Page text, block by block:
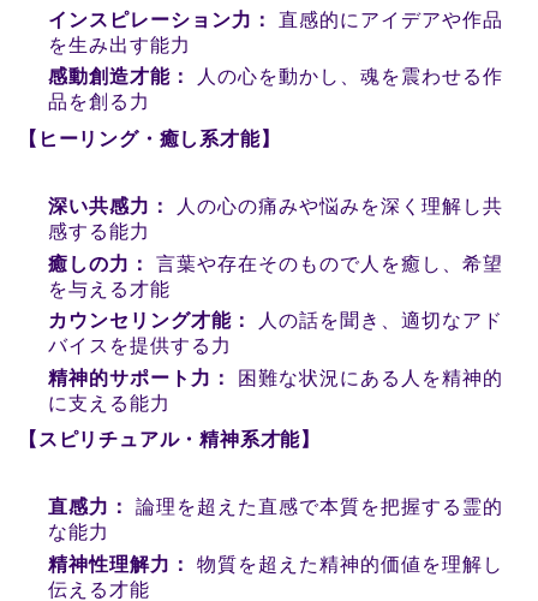
インスピレーション力：
直感的にアイデアや作品
を生み出す能力
感動創造才能：
人の心を動かし、魂を震わせる作
品を創る力
【ヒーリング・癒し系才能】
深い共感力：
人の心の痛みや悩みを深く理解し共
感する能力
癒しの力：
言葉や存在そのもので人を癒し、希望
を与える才能
カウンセリング才能：
人の話を聞き、適切なアド
バイスを提供する力
精神的サポート力：
困難な状況にある人を精神的
に支える能力
【スピリチュアル・精神系才能】
直感力：
論理を超えた直感で本質を把握する霊的
な能力
精神性理解力：
物質を超えた精神的価値を理解し
伝える才能